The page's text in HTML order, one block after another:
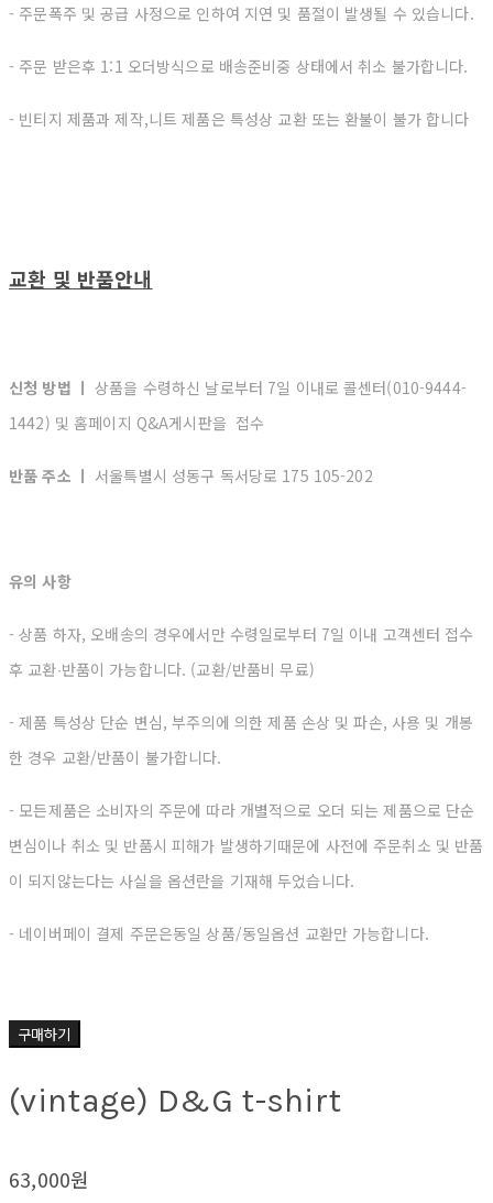
- 주문폭주 및 공급 사정으로 인하여 지연 및 품절이 발생될 수 있습니다.
- 주문 받은후 1:1 오더방식으로 배송준비중 상태에서 취소 불가합니다.
- 빈티지 제품과 제작,니트 제품은 특성상 교환 또는 환불이 불가 합니다
교환 및 반품안내
신청 방법 ㅣ상품을 수령하신 날로부터 7일 이내로 콜센터(010-9444-
1442) 및 홈페이지 Q&A게시판을 접수
반품 주소 ㅣ 서울특별시 성동구 독서당로 175 105-202
유의 사항
- 상품 하자, 오배송의 경우에서만 수령일로부터 7일 이내 고객센터 접수
후 교환∙반품이 가능합니다. (교환/반품비 무료)
- 제품 특성상 단순 변심, 부주의에 의한 제품 손상 및 파손, 사용 및 개봉
한 경우 교환/반품이 불가합니다.
- 모든제품은 소비자의 주문에 따라 개별적으로 오더 되는 제품으로 단순
변심이나 취소 및 반품시 피해가 발생하기때문에 사전에 주문취소 및 반품
이 되지않는다는 사실을 옵션란을 기재해 두었습니다.
- 네이버페이 결제 주문은동일 상품/동일옵션 교환만 가능합니다.
구매하기
(vintage) D&G t-shirt
63,000원